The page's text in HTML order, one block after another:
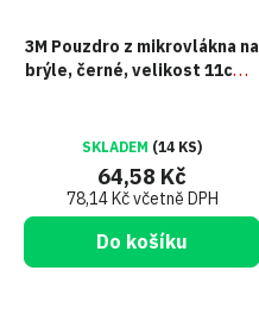
3M Pouzdro z mikrovlákna na
brýle, černé, velikost 11cm x
SKLADEM (14 KS)
78,14 Kč včetně DPH
64,58 Kč
Do košíku